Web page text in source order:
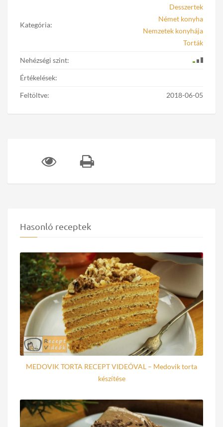
Kategória:
Desszertek
Német konyha
Nemzetek konyhája
Torták
Nehézségi szint:
Értékelések:
Feltöltve: 2018-06-05
Hasonló receptek
MEDOVIK TORTA RECEPT VIDEÓVAL – Medovik torta
készítése